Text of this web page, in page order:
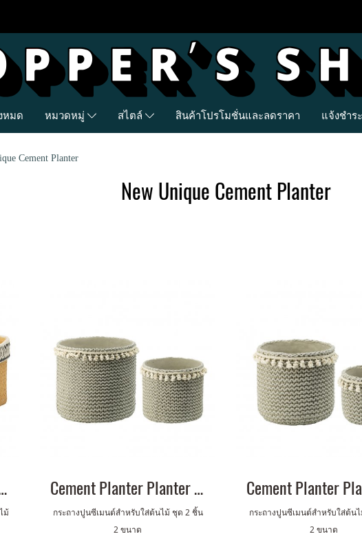
หมด หมวดหมู่ สไตล์ สินค้าโปรโมชั่นและลดราคา แจ้งชำร
Cement Planter
New Unique Cement Planter
Planter Set of 2
ม้
Cement Planter Planter w./ Tassel Set of 2 (L,XL)
กระถางปูนซีเมนต์สำหรับใส่ต้นไม้ ชุด 2 ชิ้น
2 ขนาด
กระถางปูนซีเมนต์สำหรับใส่ต้น
2 ขนาด